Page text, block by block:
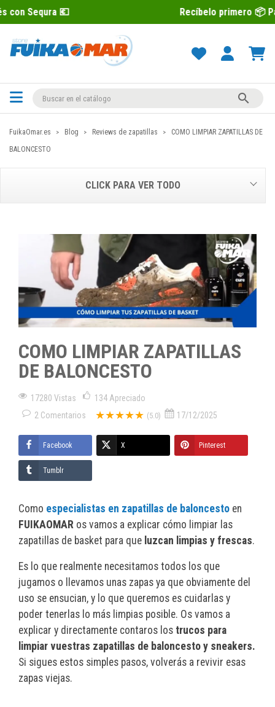
Recíbelo primero 📦 Paga después

FuikaOmar.es Blog Reviews de zapatillas
COMO LIMPIAR ZAPATILLAS DE
BALONCESTO
CLICK PARA VER TODO
COMO LIMPIAR ZAPATILLAS
DE BALONCESTO
17280 Vistas 134 Apreciado
2 Comentarios ★★★★★ (5.0) 17/12/2025
Facebook X Pinterest
Tumblr
Como especialistas en zapatillas de baloncesto en
FUIKAOMAR os vamos a explicar cómo limpiar las
zapatillas de basket para que luzcan limpias y frescas.
Es lo que realmente necesitamos todos los que
jugamos o llevamos unas zapas ya que obviamente del
uso se ensucian, y lo que queremos es cuidarlas y
poder tenerlas lo más limpias posible. Os vamos a
explicar y directamente contaros los trucos para
limpiar vuestras zapatillas de baloncesto y sneakers.
Si sigues estos simples pasos, volverás a revivir esas
zapas viejas.